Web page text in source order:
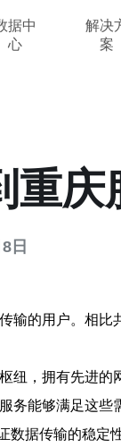
据中
心
解决
案
重庆
日
的用户。相
，拥有先进
能够满足这些
据传输的稳